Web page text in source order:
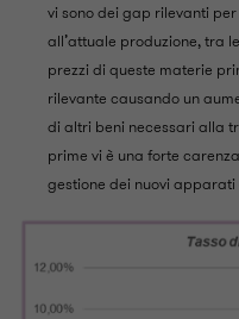
vi sono dei gap rilevanti
all’attuale produzione, tra
prezzi di queste materie
rilevante causando un
di altri beni necessari alla
prime vi è una forte
gestione dei nuovi